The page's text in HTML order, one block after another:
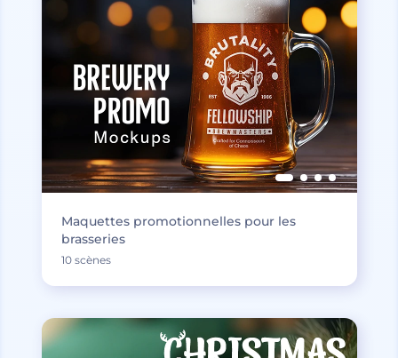
Maquettes promotionnelles pour les
brasseries
10 scènes